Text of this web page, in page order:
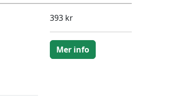
393 kr
Mer info